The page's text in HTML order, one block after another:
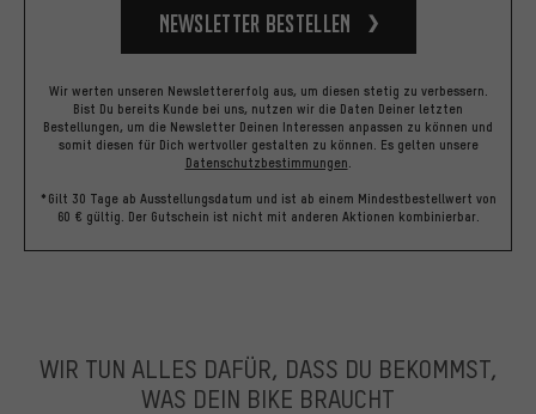
Newsletter bestellen
Wir werten unseren Newslettererfolg aus, um diesen stetig zu verbessern.
Bist Du bereits Kunde bei uns, nutzen wir die Daten Deiner letzten
Bestellungen, um die Newsletter Deinen Interessen anpassen zu können und
somit diesen für Dich wertvoller gestalten zu können. Es gelten unsere
Datenschutzbestimmungen.
*Gilt 30 Tage ab Ausstellungsdatum und ist ab einem Mindestbestellwert von
60 € gültig. Der Gutschein ist nicht mit anderen Aktionen kombinierbar.
WIR TUN ALLES DAFÜR, DASS DU BEKOMMST,
WAS DEIN BIKE BRAUCHT